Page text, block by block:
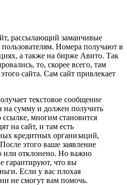
рассылающий заманчивые
Номера получают в
а также на бирже Авито. Так
то, скорее всего, там
сайта. Сам сайт привлекает
текстовое сообщение
на сумму и должен получить
ссылке, многим становится
на сайт, и там есть
кредитных организаций,
этого ваше заявление
или отклонено. Но важно
гарантируют, что вы
Если у вас плохая
не смогут вам помочь.